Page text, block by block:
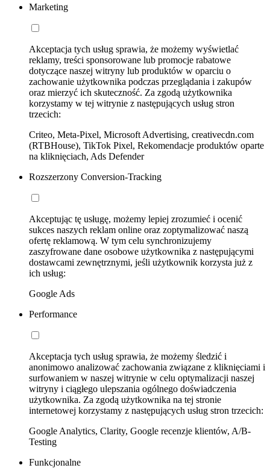
Marketing
Akceptacja tych usług sprawia, że możemy wyświetlać
reklamy, treści sponsorowane lub promocje rabatowe
dotyczące naszej witryny lub produktów w oparciu o
zachowanie użytkownika podczas przeglądania i zakupów
oraz mierzyć ich skuteczność. Za zgodą użytkownika
korzystamy w tej witrynie z następujących usług stron
trzecich:
Criteo, Meta-Pixel, Microsoft Advertising, creativecdn.com
(RTBHouse), TikTok Pixel, Rekomendacje produktów oparte
na kliknięciach, Ads Defender
Rozszerzony Conversion-Tracking
Akceptując tę usługę, możemy lepiej zrozumieć i ocenić
sukces naszych reklam online oraz zoptymalizować naszą
ofertę reklamową. W tym celu synchronizujemy
zaszyfrowane dane osobowe użytkownika z następującymi
dostawcami zewnętrznymi, jeśli użytkownik korzysta już z
ich usług:
Google Ads
Performance
Akceptacja tych usług sprawia, że możemy śledzić i
anonimowo analizować zachowania związane z kliknięciami i
surfowaniem w naszej witrynie w celu optymalizacji naszej
witryny i ciągłego ulepszania ogólnego doświadczenia
użytkownika. Za zgodą użytkownika na tej stronie
internetowej korzystamy z następujących usług stron trzecich:
Google Analytics, Clarity, Google recenzje klientów, A/B-
Testing
Funkcjonalne